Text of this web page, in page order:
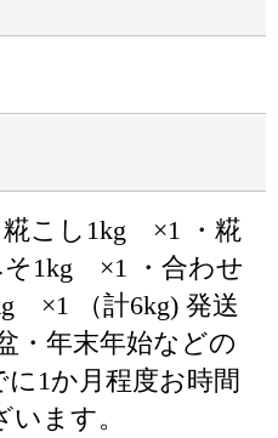
こし1kg ×1 ・糀
1kg ×1 ・合わせ
×1 （計6kg) 発送
・年末年始などの
1か月程度お時間
ます。